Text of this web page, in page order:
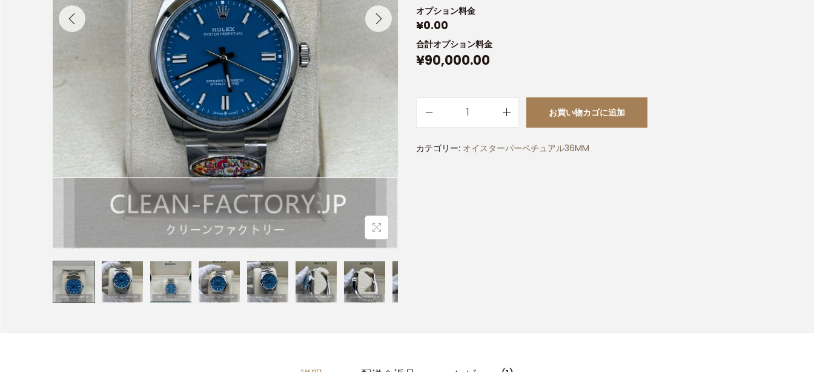
オプション料金
¥0.00
合計オプション料金
¥90,000.00
お買い物カゴに追加
カテゴリー: オイスターパーペチュアル36MM